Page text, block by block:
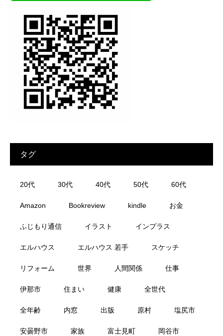
タグ
20代 30代 40代 50代 60代
Amazon Bookreview kindle お金
ふじもり通信 イラスト インプラス
エルハウス エルハウス 若手 スケッチ
リフォーム 世界 人間関係 仕事
伊那市 住まい 健康 全世代
全年齢 内窓 出版 原村 塩尻市
安曇野市 家族 富士見町 岡谷市